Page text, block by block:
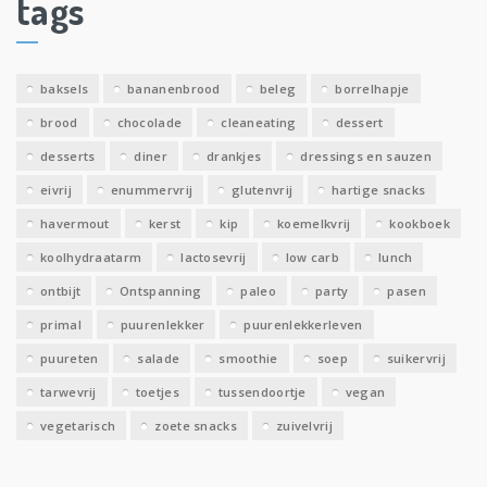
e
v
tags
baksels bananenbrood beleg borrelhapje
brood chocolade cleaneating dessert
desserts diner drankjes dressings en sauzen
eivrij enummervrij glutenvrij hartige snacks
havermout kerst kip koemelkvrij kookboek
koolhydraatarm lactosevrij low carb lunch
ontbijt Ontspanning paleo party pasen
primal puurenlekker puurenlekkerleven
puureten salade smoothie soep suikervrij
tarwevrij toetjes tussendoortje vegan
vegetarisch zoete snacks zuivelvrij